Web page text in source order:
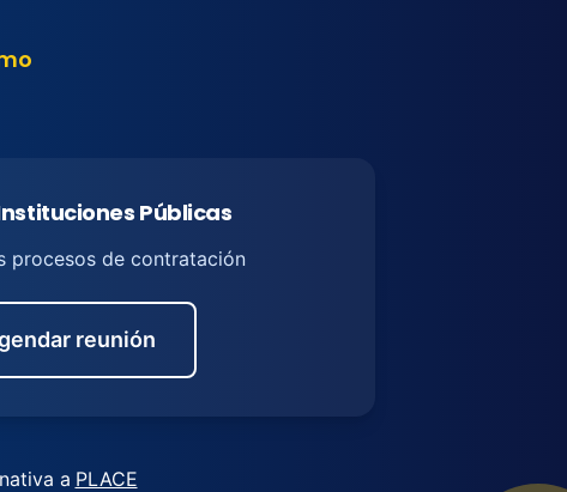
Públicas
procesos de contratación
reunión
a PLACE